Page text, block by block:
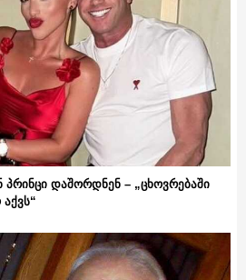
დაშორდნენ – „ცხოვრებაში